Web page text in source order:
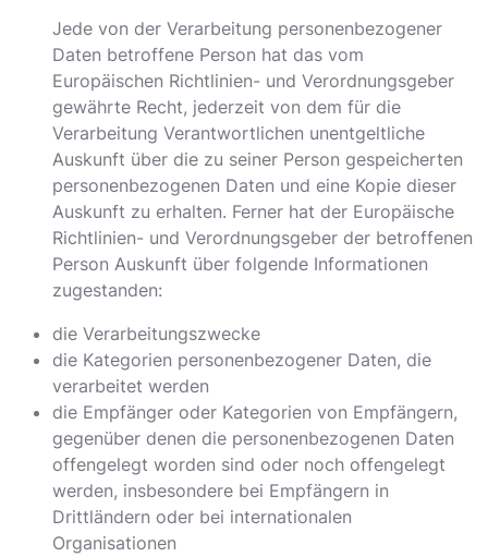
Jede von der Verarbeitung personenbezogener
Daten betroffene Person hat das vom
Europäischen Richtlinien- und Verordnungsgeber
gewährte Recht, jederzeit von dem für die
Verarbeitung Verantwortlichen unentgeltliche
Auskunft über die zu seiner Person gespeicherten
personenbezogenen Daten und eine Kopie dieser
Auskunft zu erhalten. Ferner hat der Europäische
Richtlinien- und Verordnungsgeber der betroffenen
Person Auskunft über folgende Informationen
zugestanden:
die Verarbeitungszwecke
die Kategorien personenbezogener Daten, die
verarbeitet werden
die Empfänger oder Kategorien von Empfängern,
gegenüber denen die personenbezogenen Daten
offengelegt worden sind oder noch offengelegt
werden, insbesondere bei Empfängern in
Drittländern oder bei internationalen
Organisationen